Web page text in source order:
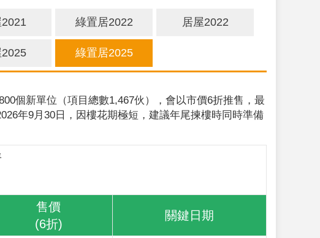
綠置居2022 居屋2022
綠置居2025
個新單位（項目總數1,467伙），會以市價6折推售，最
年9月30日，因樓花期極短，建議年尾揀樓時同時準備
售價
(6折)
關鍵日期